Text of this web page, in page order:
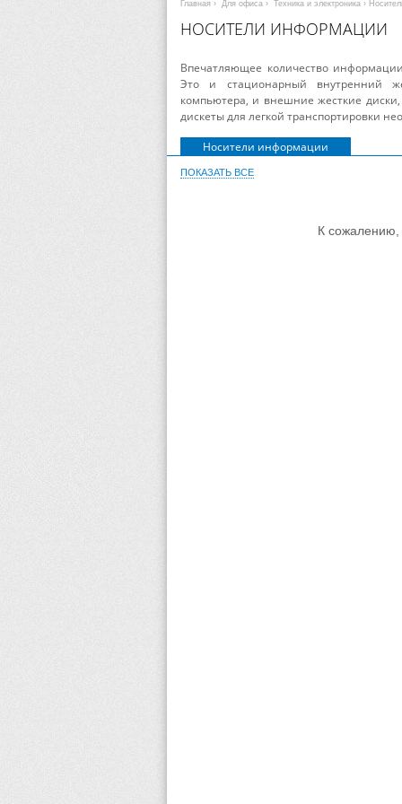
Главная › Для офиса › Техника и электроника ›
НОСИТЕЛИ ИНФОРМАЦИИ
Впечатляющее количество
Это и стационарный внутренний
компьютера, и внешние жесткие
дискеты для легкой транспортировки
Носители информации
ПОКАЗАТЬ ВСЕ
К сожалению,